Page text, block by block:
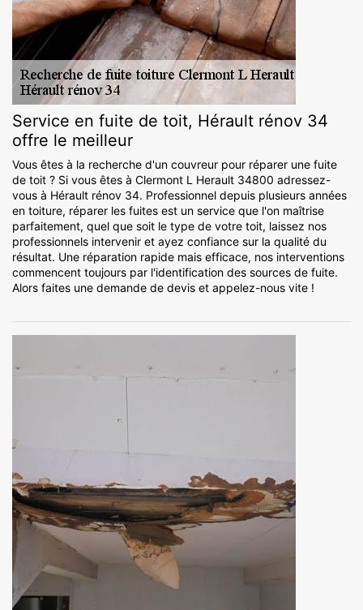
Service en fuite de toit, Hérault rénov 34
offre le meilleur
Vous êtes à la recherche d'un couvreur pour réparer une fuite
de toit ? Si vous êtes à Clermont L Herault 34800 adressez-
vous à Hérault rénov 34. Professionnel depuis plusieurs années
en toiture, réparer les fuites est un service que l'on maîtrise
parfaitement, quel que soit le type de votre toit, laissez nos
professionnels intervenir et ayez confiance sur la qualité du
résultat. Une réparation rapide mais efficace, nos interventions
commencent toujours par l'identification des sources de fuite.
Alors faites une demande de devis et appelez-nous vite !